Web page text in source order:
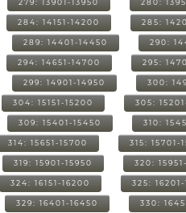
279: 13901-13950 280:
284: 14151-14200 285:
289: 14401-14450 290:
294: 14651-14700 295:
299: 14901-14950 300:
304: 15151-15200 305:
309: 15401-15450 310:
314: 15651-15700 315: 15701-
319: 15901-15950 320:
324: 16151-16200 325: 16201-
329: 16401-16450 330: